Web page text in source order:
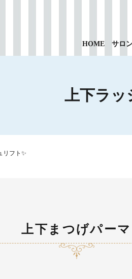
HOME サロ
上下ラッ
リフト✨
上下まつげパーマ